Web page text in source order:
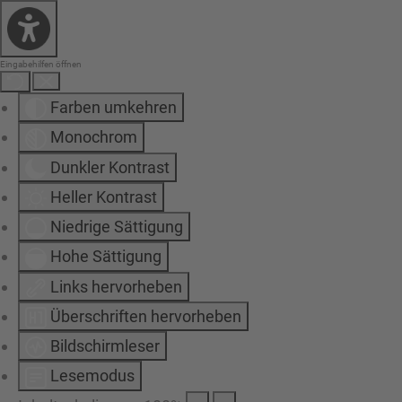
Eingabehilfen öffnen
Farben umkehren
Monochrom
Dunkler Kontrast
Heller Kontrast
Niedrige Sättigung
Hohe Sättigung
Links hervorheben
Überschriften hervorheben
Bildschirmleser
Lesemodus